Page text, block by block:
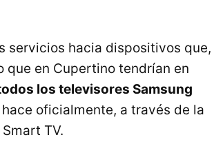
servicios hacia dispositivos que,
que en Cupertino tendrían en
los televisores Samsung
oficialmente, a través de la
TV.